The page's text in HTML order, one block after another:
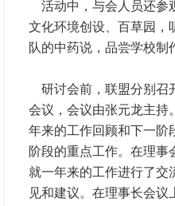
活动中，与会人员还参
文化环境创设、百草园，
队的中药说，品尝学校制
研讨会前，联盟分别召
会议，会议由张元龙主持
年来的工作回顾和下一阶
阶段的重点工作。在理事
就一年来的工作进行了交
见和建议。在理事长会